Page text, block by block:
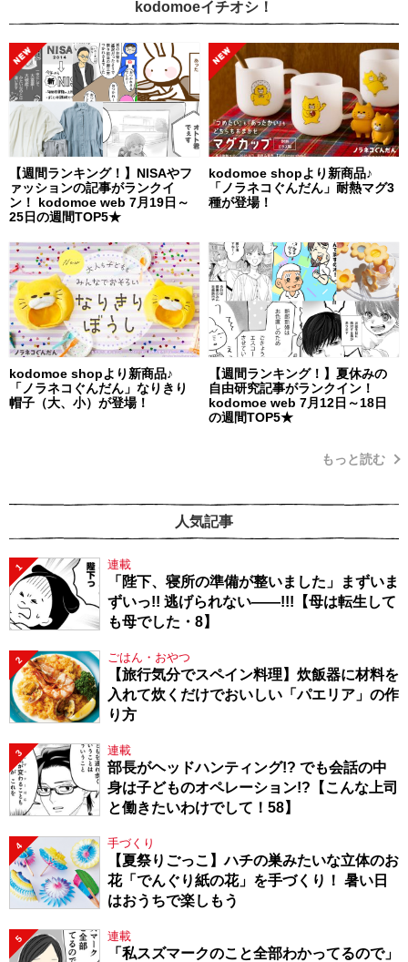
kodomoeイチオシ！
【週間ランキング！】NISAやフ
ァッションの記事がランクイ
ン！ kodomoe web 7月19日～
25日の週間TOP5★
kodomoe shopより新商品♪
「ノラネコぐんだん」耐熱マグ3
種が登場！
kodomoe shopより新商品♪
「ノラネコぐんだん」なりきり
帽子（大、小）が登場！
【週間ランキング！】夏休みの
自由研究記事がランクイン！
kodomoe web 7月12日～18日
の週間TOP5★
もっと読む
人気記事
1 連載
「陛下、寝所の準備が整いました」まずいま
ずいっ!! 逃げられない――!!!【母は転生して
も母でした・8】
2 ごはん・おやつ
【旅行気分でスペイン料理】炊飯器に材料を
入れて炊くだけでおいしい「パエリア」の作
り方
3 連載
部長がヘッドハンティング!? でも会話の中
身は子どものオペレーション!?【こんな上司
と働きたいわけでして！58】
4 手づくり
【夏祭りごっこ】ハチの巣みたいな立体のお
花「でんぐり紙の花」を手づくり！ 暑い日
はおうちで楽しもう
5 連載
「私スズマークのこと全部わかってるので」